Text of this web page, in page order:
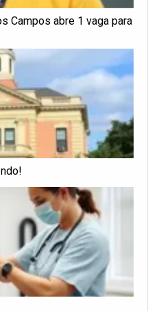
Campos abre 1 vaga para